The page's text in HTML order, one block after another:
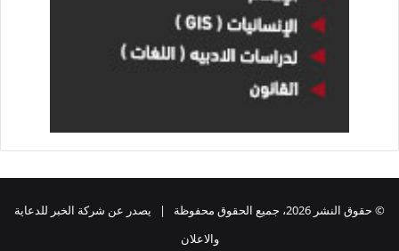
© حقوق النشر 2026، جميع الحقوق محفوظة | يصدر عن شركة الخبر للدعاية
والاعلان